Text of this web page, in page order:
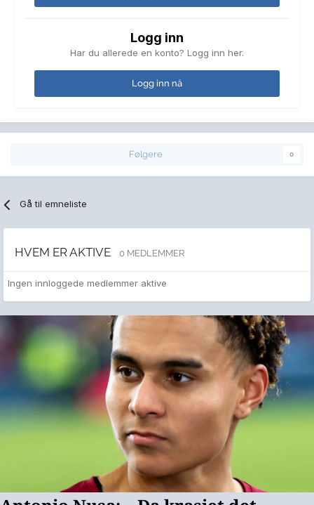
Logg inn
Har du allerede en konto? Logg inn her.
Logg inn nå
Følgere 0
Gå til emneliste
HVEM ER AKTIVE 0 MEDLEMMER
Ingen innloggede medlemmer aktive